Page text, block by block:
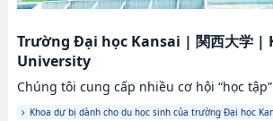
Trường Đại học Kansai | 関西大学|
University
Chúng tôi cung cấp nhiều cơ hội “học
Khoa dự bị dành cho du học sinh của trường Đại học